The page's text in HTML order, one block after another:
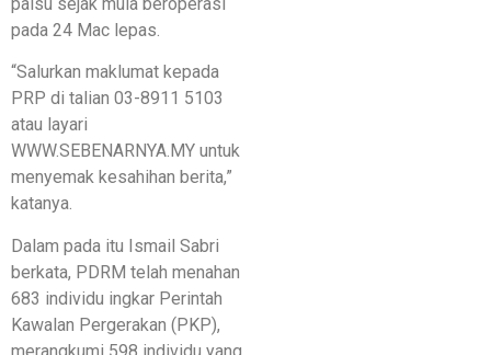
pada 24 Mac lepas.
“Salurkan maklumat kepada
PRP di talian 03-8911 5103
atau layari
WWW.SEBENARNYA.MY untuk
menyemak kesahihan berita,”
katanya.
Dalam pada itu Ismail Sabri
berkata, PDRM telah menahan
683 individu ingkar Perintah
Kawalan Pergerakan (PKP),
merangkumi 598 individu yang